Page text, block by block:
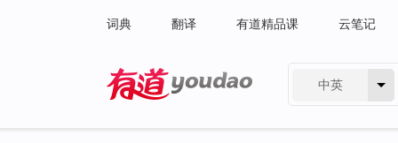
词典 翻译 有道精品课 云笔记
中英